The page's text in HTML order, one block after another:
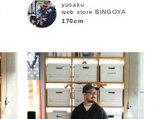
yusaku
web store BINGOYA
170cm